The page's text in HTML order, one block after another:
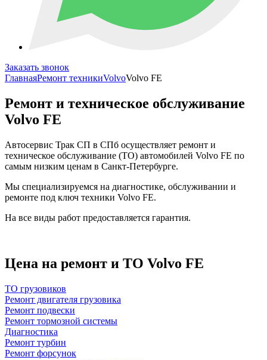
Заказать звонок
ГлавнаяРемонт техникиVolvoVolvo FE
Ремонт и техническое обслуживание
Volvo FE
Автосервис Трак СП в СПб осуществляет ремонт и
техническое обслуживание (ТО) автомобилей Volvo FE по
самым низким ценам в Санкт-Петербурге.
Мы специализируемся на диагностике, обслуживании и
ремонте под ключ техники Volvo FE.
На все виды работ предоставляется гарантия.
Цена на ремонт и ТО Volvo FE
ТО грузовиков
Ремонт двигателя грузовика
Ремонт подвески
Ремонт тормозной системы
Диагностика
Ремонт турбин
Ремонт форсунок